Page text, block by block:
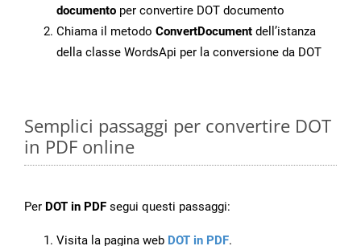
documento per convertire DOT documento
Chiama il metodo ConvertDocument dell’istanza
della classe WordsApi per la conversione da DOT
Semplici passaggi per convertire DOT
in PDF online
Per DOT in PDF segui questi passaggi:
Visita la pagina web DOT in PDF.